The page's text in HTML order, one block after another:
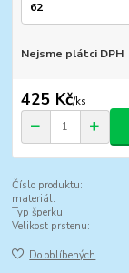
Nejsme plátci DPH
425 Kč/ks
Číslo produktu:
materiál:
Typ šperku:
Velikost prstenu:
Do oblíbených